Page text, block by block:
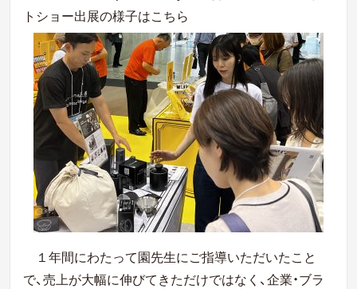
トショー出展の様子はこちら
１年間にわたって園先生にご指導いただいたこと
で、売上が大幅に伸びてきただけではなく、企業・ブラ